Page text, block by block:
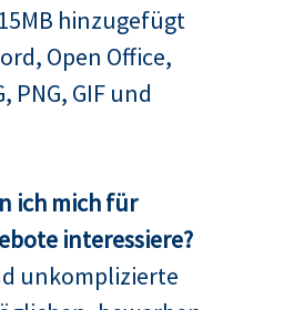
hinzugefügt
Open Office,
PNG, GIF und
ich mich für
interessiere?
unkomplizierte